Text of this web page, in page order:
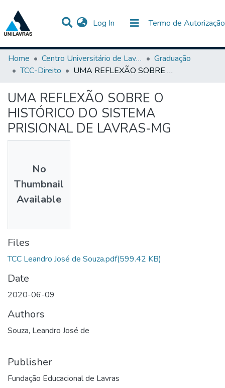
Log In (current) Termo de Autorização
Communities & Collections
Statistics
All of DSpace
Home
Centro Universitário de Lavras-UNILAVRAS
Graduação
TCC-Direito
UMA REFLEXÃO SOBRE O HISTÓRICO DO SISTEMA PRISIONAL DE LAVRAS-MG
UMA REFLEXÃO SOBRE O
HISTÓRICO DO SISTEMA
PRISIONAL DE LAVRAS-MG
No
Thumbnail
Available
Files
TCC Leandro José de Souza.pdf(599.42 KB)
Date
2020-06-09
Authors
Souza, Leandro José de
Publisher
Fundação Educacional de Lavras